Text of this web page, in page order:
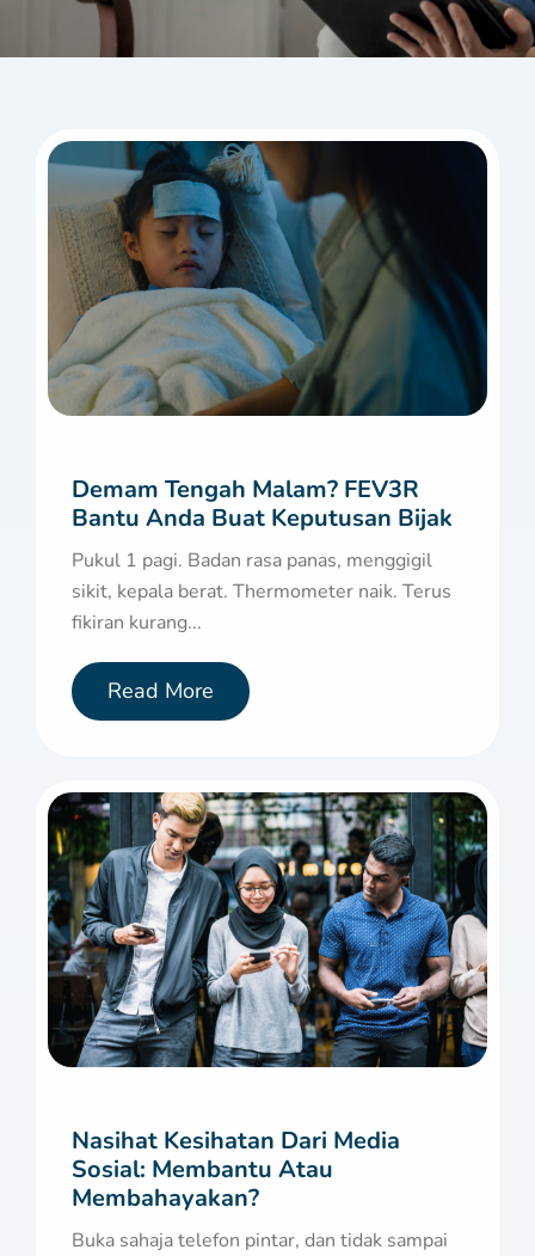
Demam Tengah Malam? FEV3R
Bantu Anda Buat Keputusan Bijak
Pukul 1 pagi. Badan rasa panas, menggigil
sikit, kepala berat. Thermometer naik. Terus
fikiran kurang...
Read More
Nasihat Kesihatan Dari Media
Sosial: Membantu Atau
Membahayakan?
Buka sahaja telefon pintar, dan tidak sampai